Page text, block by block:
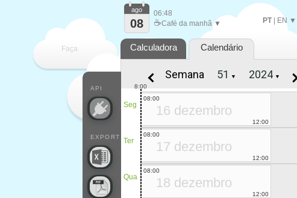
Faça
cada
PT| EN ▼
API
EXPORT
ago
08
06:48
☕Café da manhã ▼
Calculadora Calendário
Semana ▼ ▼
Seg
Ter
Qua
8:00
16 dezembro
08:00
12:00
17 dezembro
08:00
12:00
18 dezembro
08:00
12:00